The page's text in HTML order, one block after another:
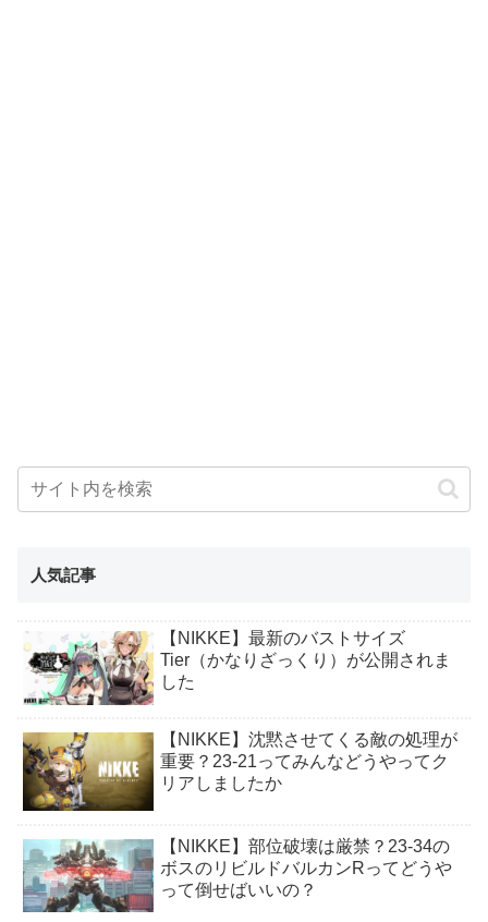
人気記事
【NIKKE】最新のバストサイズ
Tier（かなりざっくり）が公開されま
した
【NIKKE】沈黙させてくる敵の処理が
重要？23-21ってみんなどうやってク
リアしましたか
【NIKKE】部位破壊は厳禁？23-34の
ボスのリビルドバルカンRってどうや
って倒せばいいの？